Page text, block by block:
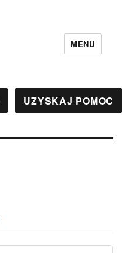
MENU
UZYSKAJ POMOC